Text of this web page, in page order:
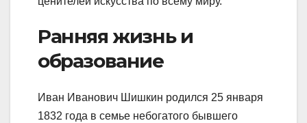
Ранняя жизнь и
образование
Иван Иванович Шишкин родился 25 января
1832 года в семье небогатого бывшего